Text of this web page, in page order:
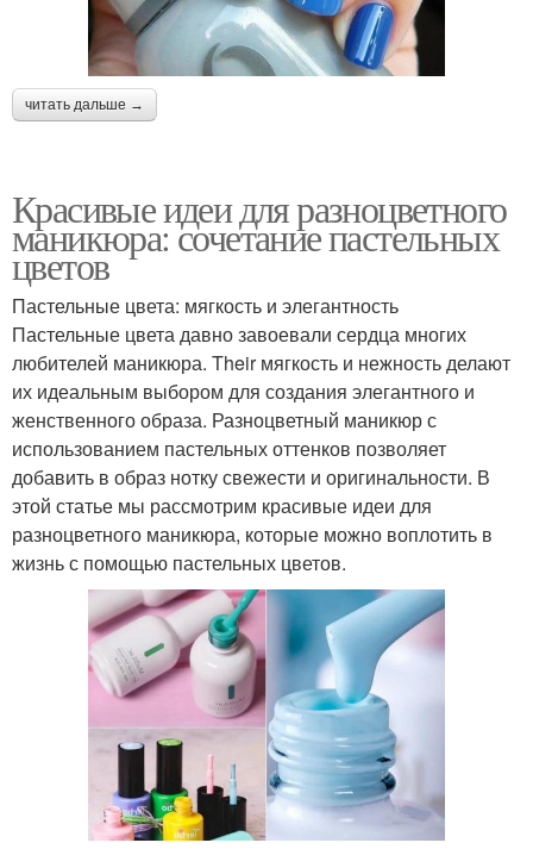
читать дальше →
Красивые идеи для разноцветного
маникюра: сочетание пастельных
цветов
Пастельные цвета: мягкость и элегантность
Пастельные цвета давно завоевали сердца многих
любителей маникюра. Their мягкость и нежность делают
их идеальным выбором для создания элегантного и
женственного образа. Разноцветный маникюр с
использованием пастельных оттенков позволяет
добавить в образ нотку свежести и оригинальности. В
этой статье мы рассмотрим красивые идеи для
разноцветного маникюра, которые можно воплотить в
жизнь с помощью пастельных цветов.